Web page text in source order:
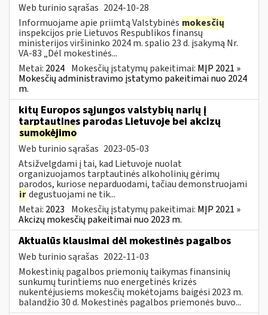
Web turinio sąrašas 2024-10-28
Informuojame apie priimtą Valstybinės mokesčių
inspekcijos prie Lietuvos Respublikos finansų
ministerijos viršininko 2024 m. spalio 23 d. įsakymą Nr.
VA-83 „Dėl mokestinės...
Metai: 2024 Mokesčių įstatymų pakeitimai: MĮP 2021 »
Mokesčių administravimo įstatymo pakeitimai nuo 2024
m.
kitų Europos sąjungos valstybių narių į
tarptautines parodas Lietuvoje bei akcizų
sumokėjimo
Web turinio sąrašas 2023-05-03
Atsižvelgdami į tai, kad Lietuvoje nuolat
organizuojamos tarptautinės alkoholinių gėrimų
parodos, kuriose neparduodami, tačiau demonstruojami
irdegustuojami ne tik...
Metai: 2023 Mokesčių įstatymų pakeitimai: MĮP 2021 »
Akcizų mokesčių pakeitimai nuo 2023 m.
Aktualūs klausimai dėl mokestinės pagalbos
Web turinio sąrašas 2022-11-03
Mokestinių pagalbos priemonių taikymas finansinių
sunkumų turintiems nuo energetinės krizės
nukentėjusiems mokesčių mokėtojams baigėsi 2023 m.
balandžio 30 d. Mokestinės pagalbos priemonės buvo...